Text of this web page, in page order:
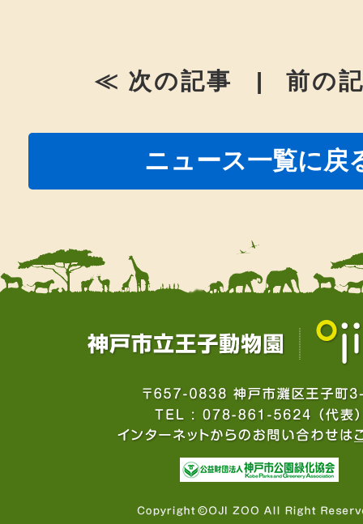
≪ 次の記事 | 前の
ニュース一覧に戻